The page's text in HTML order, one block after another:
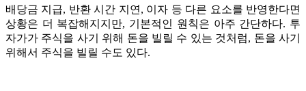
배당금 지급, 반환 시간 지연, 이자 등 다른 요소를 반영한다면
상황은 더 복잡해지지만, 기본적인 원칙은 아주 간단하다. 투
자가가 주식을 사기 위해 돈을 빌릴 수 있는 것처럼, 돈을 사기
위해서 주식을 빌릴 수도 있다.